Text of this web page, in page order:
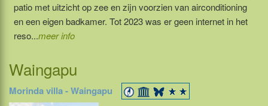
patio met uitzicht op zee en zijn voorzien van airconditioning
en een eigen badkamer. Tot 2023 was er geen internet in het
reso...meer info
Waingapu
Morinda villa - Waingapu